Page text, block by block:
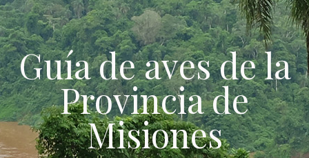
Skip to content
Guía de aves de la
Provincia de
Misiones